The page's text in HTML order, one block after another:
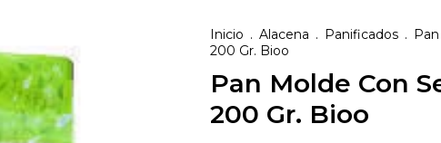
Inicio . Alacena . Panificados .
200 Gr. Bioo
Pan Molde Con
200 Gr. Bioo